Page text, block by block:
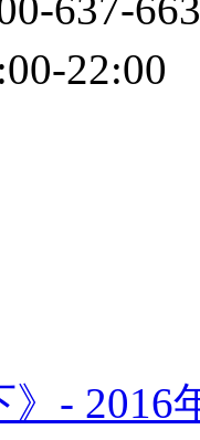
22:00
》-